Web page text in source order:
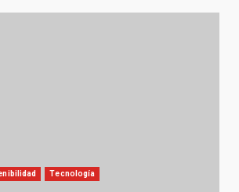
Tecnología